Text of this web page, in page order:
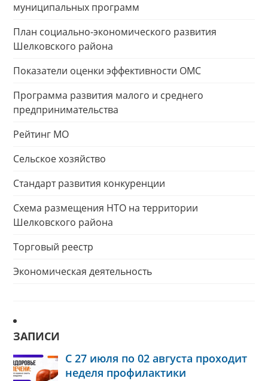
муниципальных программ
План социально-экономического развития
Шелковского района
Показатели оценки эффективности ОМС
Программа развития малого и среднего
предпринимательства
Рейтинг МО
Сельское хозяйство
Стандарт развития конкуренции
Схема размещения НТО на территории
Шелковского района
Торговый реестр
Экономическая деятельность
ЗАПИСИ
С 27 июля по 02 августа проходит
неделя профилактики